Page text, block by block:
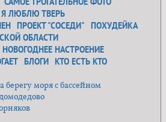
Я ЛЮБЛЮ ТВЕРЬ
ПРОЕКТ "СОСЕДИ"
ПОХУДЕЙКА
ОБЛАСТИ
НОВОГОДНЕЕ НАСТРОЕНИЕ
БЛОГИ КТО ЕСТЬ КТО
берегу моря с бассейном